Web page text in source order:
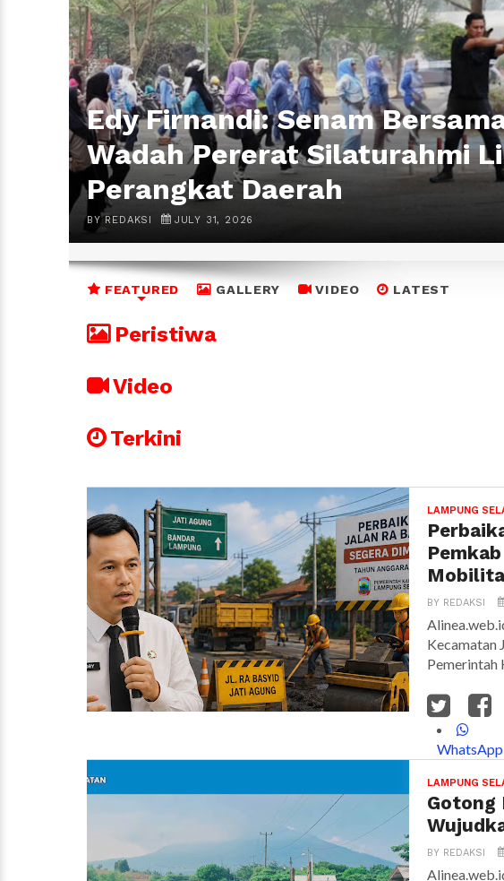
Edy Firnandi: Senam
Wadah Pererat Silaturahmi
Perangkat Daerah
JULY 31, 2026
BY REDAKSI
FEATURED GALLERY VIDEO LATEST
Peristiwa
Video
Terkini
LAMPUNG
BY REDAKSI
Kecamatan
Pemerintah
WhatsApp
LAMPUNG
Gotong
BY REDAKSI